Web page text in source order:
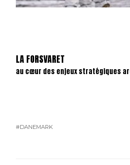
LA FORSVARET
au cœur des enjeux stratégiques
#DANEMARK